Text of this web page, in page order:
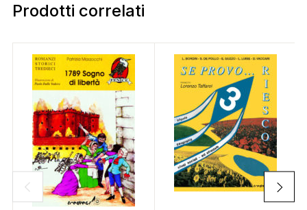
Prodotti correlati